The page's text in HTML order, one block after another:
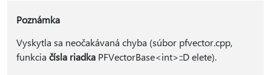
Poznámka
Vyskytla sa neočakávaná chyba (súbor pfvector.cpp,
funkcia čísla riadkaPFVectorBase<int>::D elete).